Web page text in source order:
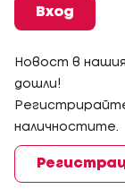
Вход
Новост в
дошли!
наличностите.